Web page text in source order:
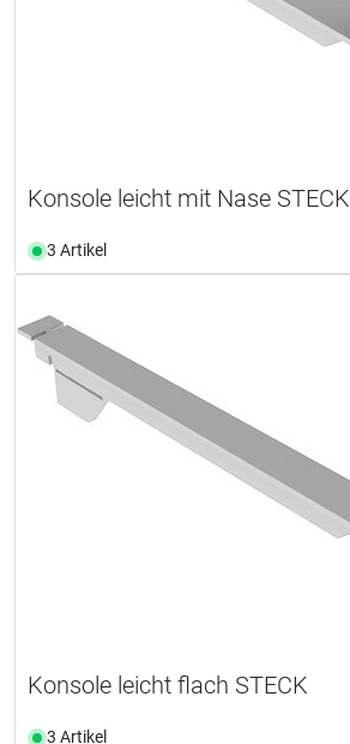
Konsole leicht mit Nase STECK
3 Artikel
Konsole leicht flach STECK
3 Artikel